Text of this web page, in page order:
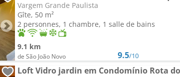
Vargem Grande Paulista
Gîte, 50 m²
2 personnes, 1 chambre, 1 salle de bains
9.1 km
de São João Novo 9.5/10